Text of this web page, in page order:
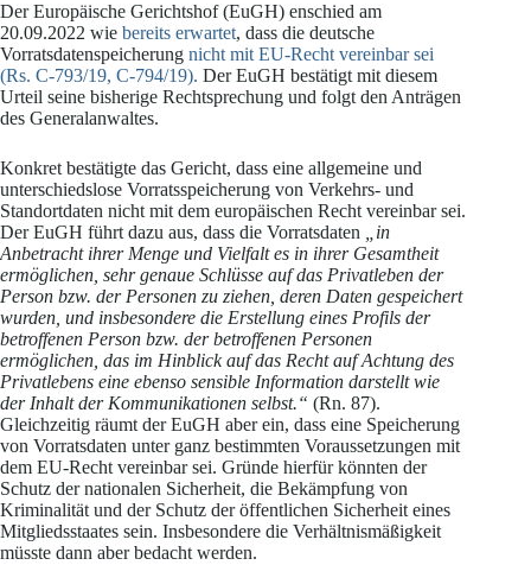
Der Europäische Gerichtshof (EuGH) enschied am
20.09.2022 wie bereits erwartet, dass die deutsche
Vorratsdatenspeicherung nicht mit EU-Recht vereinbar sei
(Rs. C-793/19, C-794/19). Der EuGH bestätigt mit diesem
Urteil seine bisherige Rechtsprechung und folgt den Anträgen
des Generalanwaltes.
Konkret bestätigte das Gericht, dass eine allgemeine und
unterschiedslose Vorratsspeicherung von Verkehrs- und
Standortdaten nicht mit dem europäischen Recht vereinbar sei.
Der EuGH führt dazu aus, dass die Vorratsdaten
„in
Anbetracht ihrer Menge und Vielfalt es in ihrer Gesamtheit
ermöglichen, sehr genaue Schlüsse auf das Privatleben der
Person bzw. der Personen zu ziehen, deren Daten gespeichert
wurden, und insbesondere die Erstellung eines Profils der
betroffenen Person bzw. der betroffenen Personen
ermöglichen, das im Hinblick auf das Recht auf Achtung des
Privatlebens eine ebenso sensible Information darstellt wie
der Inhalt der Kommunikationen selbst.“ (Rn. 87).
Gleichzeitig räumt der EuGH aber ein, dass eine Speicherung
von Vorratsdaten unter ganz bestimmten Voraussetzungen mit
dem EU-Recht vereinbar sei. Gründe hierfür könnten der
Schutz der nationalen Sicherheit, die Bekämpfung von
Kriminalität und der Schutz der öffentlichen Sicherheit eines
Mitgliedsstaates sein. Insbesondere die Verhältnismäßigkeit
müsste dann aber bedacht werden.